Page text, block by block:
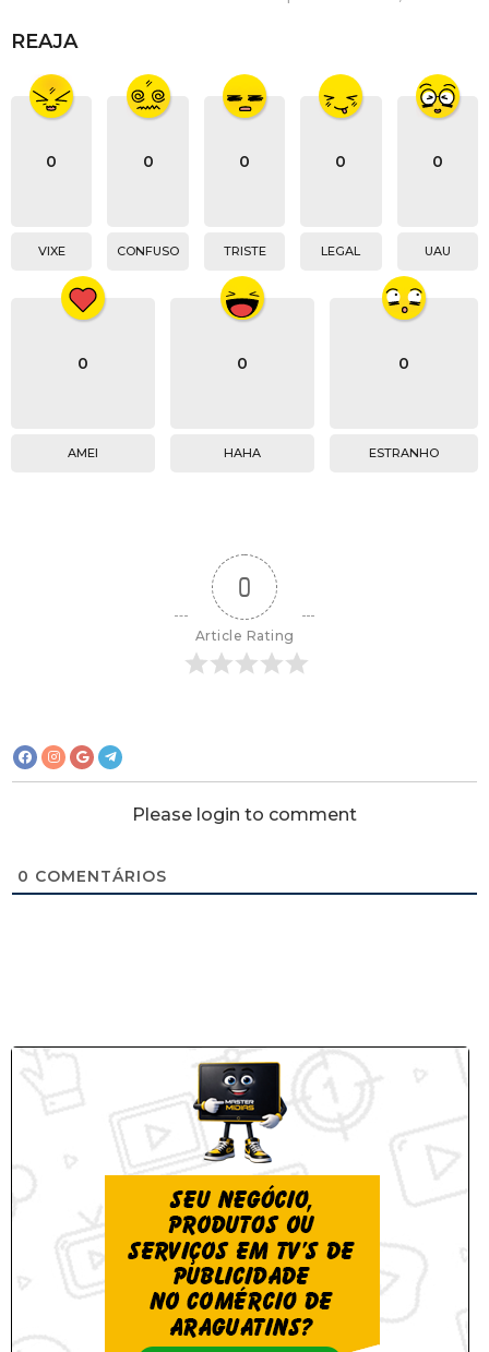
REAJA
0
VIXE
0
CONFUSO
0
TRISTE
0
LEGAL
0
UAU
0
AMEI
0
HAHA
0
ESTRANHO
0
Article Rating
Please login to comment
0 COMENTÁRIOS